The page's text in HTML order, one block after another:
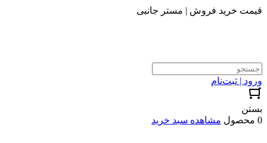
قیمت خرید فروش | مستر جانبی
ورود | ثبت‌نام
بستن
0 محصول
مشاهده سبد خرید